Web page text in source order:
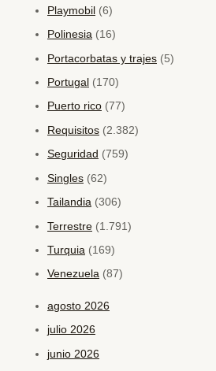
Playmobil (6)
Polinesia (16)
Portacorbatas y trajes (5)
Portugal (170)
Puerto rico (77)
Requisitos (2.382)
Seguridad (759)
Singles (62)
Tailandia (306)
Terrestre (1.791)
Turquia (169)
Venezuela (87)
agosto 2026
julio 2026
junio 2026